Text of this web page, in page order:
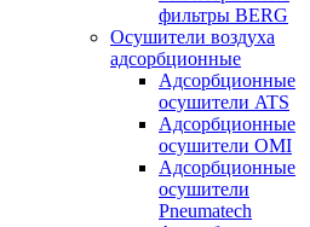
фильтры BERG
Осушители воздуха
адсорбционные
Адсорбционные
осушители ATS
Адсорбционные
осушители OMI
Адсорбционные
осушители
Pneumatech